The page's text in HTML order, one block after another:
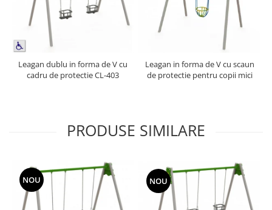
Leagan dublu in forma de V cu
cadru de protectie CL-403
Leagan in forma de V cu scaun
de protectie pentru copii mici
PRODUSE SIMILARE
NOU NOU